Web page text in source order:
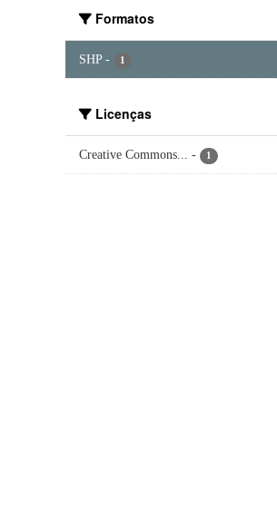
Formatos
SHP - 1
Licenças
Creative Commons... - 1